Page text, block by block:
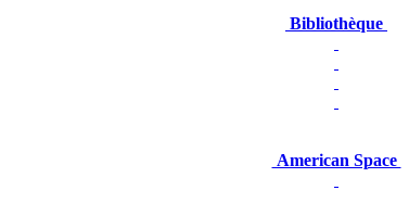
Bibliothèque
American Space